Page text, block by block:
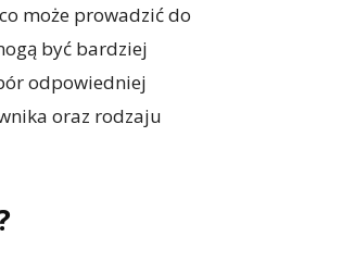
może prowadzić do
być bardziej
odpowiedniej
oraz rodzaju